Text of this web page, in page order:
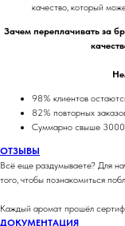
качество, который
Зачем переплачивать за
98% клиентов
82% повторных
Суммарно свыше 3000
ОТЗЫВЫ
Всё еще раздумываете? Для
того, чтобы познакомиться
Каждый аромат прошёл
ДОКУМЕНТАЦИЯ